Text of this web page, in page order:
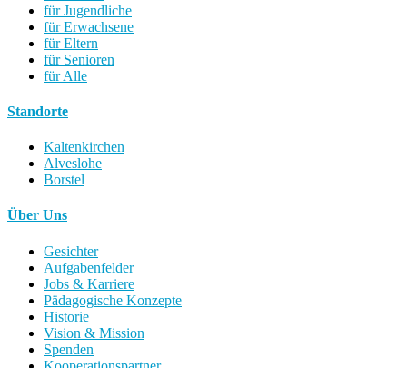
für Jugendliche
für Erwachsene
für Eltern
für Senioren
für Alle
Standorte
Kaltenkirchen
Alveslohe
Borstel
Über Uns
Gesichter
Aufgabenfelder
Jobs & Karriere
Pädagogische Konzepte
Historie
Vision & Mission
Spenden